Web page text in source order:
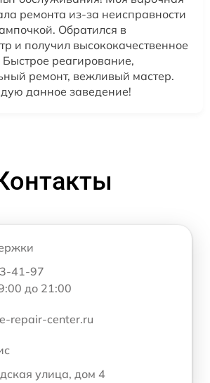
ремонта из-за неисправности
Обратился в
и получил высококачественное
реагирование,
ремонт, вежливый мастер.
данное заведение!
41-97
до 21:00
repair-center.ru
улица, дом 4